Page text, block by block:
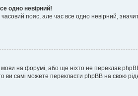
одно невірний!
пояс, але час все одно невірний,
мови на форумі, або ще ніхто не переклав
ви самі можете перекласти phpBB на свою